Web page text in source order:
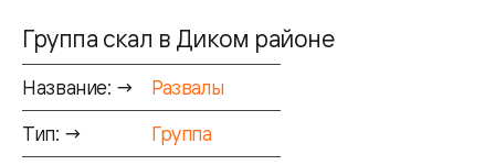
Группа скал в Диком районе
Название: →
Развалы
Тип: →
Группа